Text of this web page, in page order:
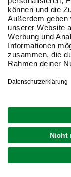
Merken